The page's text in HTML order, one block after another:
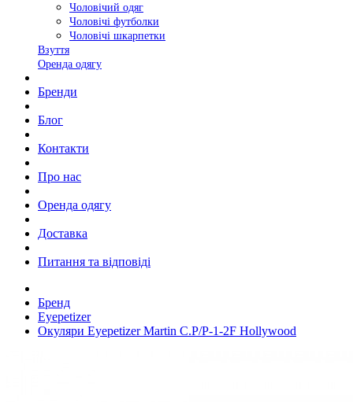
Чоловічий одяг
Чоловічі футболки
Чоловічі шкарпетки
Взуття
Оренда одягу
Бренди
Блог
Контакти
Про нас
Оренда одягу
Доставка
Питання та відповіді
Бренд
Eyepetizer
Окуляри Eyepetizer Martin C.P/P-1-2F Hollywood